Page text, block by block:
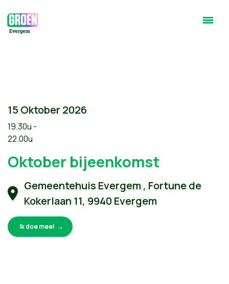
15 Oktober 2026
19.30u -
22.00u
Oktober bijeenkomst
Gemeentehuis Evergem , Fortune de
Kokerlaan 11, 9940 Evergem
Ik doe mee!